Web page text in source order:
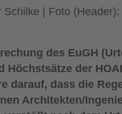
Schilke | Foto
des EuGH
Höchstsätze der HOAI
darauf, dass die
Architekten/